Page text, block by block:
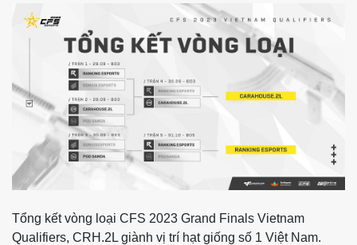
Tổng kết vòng loại CFS 2023 Grand Finals Vietnam
Qualifiers, CRH.2L giành vị trí hạt giống số 1 Việt Nam.